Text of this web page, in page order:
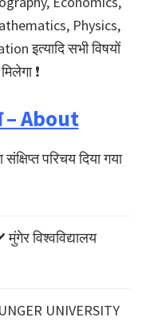
Physics,
इत्यादि सभी विषयों
❗️
– About
परिचय दिया गया
विश्वविद्यालय
UNIVERSITY